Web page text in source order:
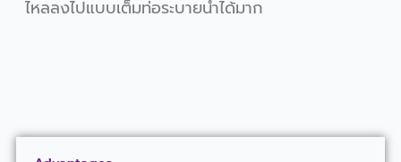
ไหลลงไปแบบเต็มท่อระบายน้ำได้มาก